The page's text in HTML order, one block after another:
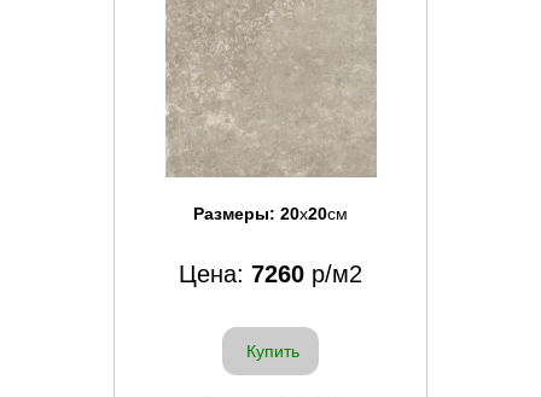
Размеры: 20x20см
Цена: 7260 р/м2
Купить